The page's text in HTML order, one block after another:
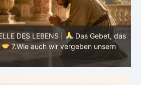
DES LEBENS |
Das Gebet, das
7.Wie auch wir vergeben unsern